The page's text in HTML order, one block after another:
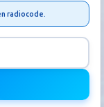
radiocode.